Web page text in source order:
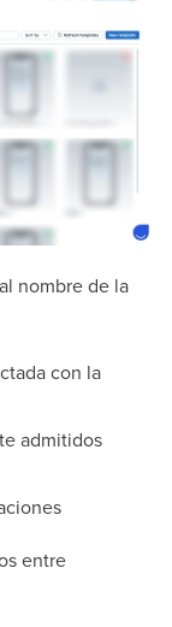
nombre de la
con la
admitidos
entre